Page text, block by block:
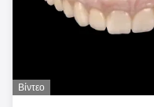
Βίντεο